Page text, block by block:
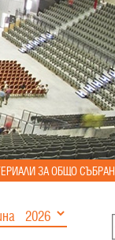
ЗА ОБЩО